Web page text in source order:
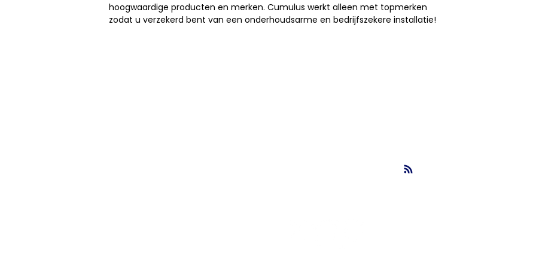
hoogwaardige producten en merken. Cumulus werkt alleen met topmerken
zodat u verzekerd bent van een onderhoudsarme en bedrijfszekere installatie!